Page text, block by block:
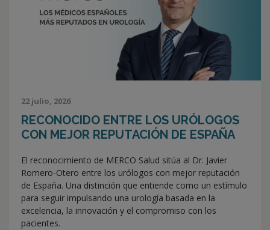
22 julio, 2026
RECONOCIDO ENTRE LOS URÓLOGOS
CON MEJOR REPUTACIÓN DE ESPAÑA
El reconocimiento de MERCO Salud sitúa al Dr. Javier
Romero-Otero entre los urólogos con mejor reputación
de España. Una distinción que entiende como un estímulo
para seguir impulsando una urología basada en la
excelencia, la innovación y el compromiso con los
pacientes.